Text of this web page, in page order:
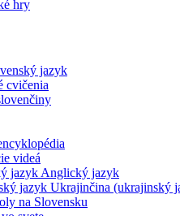
hry
jazyk
cvičenia
videá
Anglický jazyk
Ukrajinčina (ukrajinský
na Slovensku